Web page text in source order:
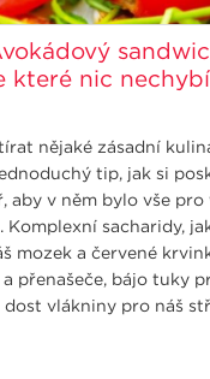
které nic nechybí
nějaké zásadní
tip, jak si
aby v něm bylo vše pro
Komplexní sacharidy,
mozek a červené
přenašeče, bájo tuky
dost vlákniny pro náš